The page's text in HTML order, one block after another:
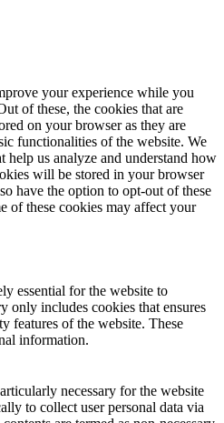
your experience while you
of these, the cookies that are
on your browser as they are
functionalities of the website. We
help us analyze and understand how
will be stored in your browser
have the option to opt-out of these
of these cookies may affect your
essential for the website to
only includes cookies that ensures
features of the website. These
information.
necessary for the website
to collect user personal data via